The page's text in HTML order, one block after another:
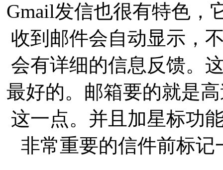
Gmail发信也很有特色，
收到邮件会自动显示，
会有详细的信息反馈。
最好的。邮箱要的就是
这一点。并且加星标功
非常重要的信件前标